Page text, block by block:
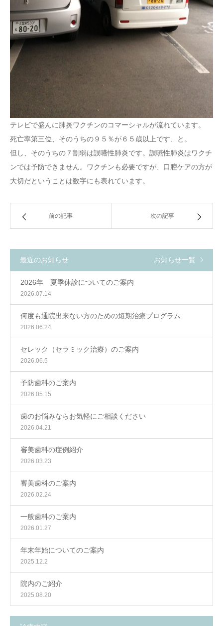
テレビで盛んに肺炎ワクチンのコマーシャルが流れています。
死亡率第三位、そのうちの９５％が６５歳以上です、と。
但し、そのうちの７割弱は誤嚥性肺炎です。誤嚥性肺炎はワクチ
ンでは予防できません。ワクチンも必要ですが、口腔ケアの方が
大切だということは数字にも表れています。
前の記事 次の記事
最近のお知らせ お知らせ一覧
2026年 夏季休診についてのご案内
2026.07.14
何度も通院出来ない方のための短期治療プログラム
2026.06.24
セレック（セラミック治療）のご案内
2026.06.5
予防歯科のご案内
2026.05.15
歯のお悩みならお気軽にご相談ください
2026.04.21
審美歯科の症例紹介
2026.03.23
審美歯科のご案内
2026.02.24
一般歯科のご案内
2026.01.27
年末年始についてのご案内
2025.12.2
院内のご紹介
2025.08.20